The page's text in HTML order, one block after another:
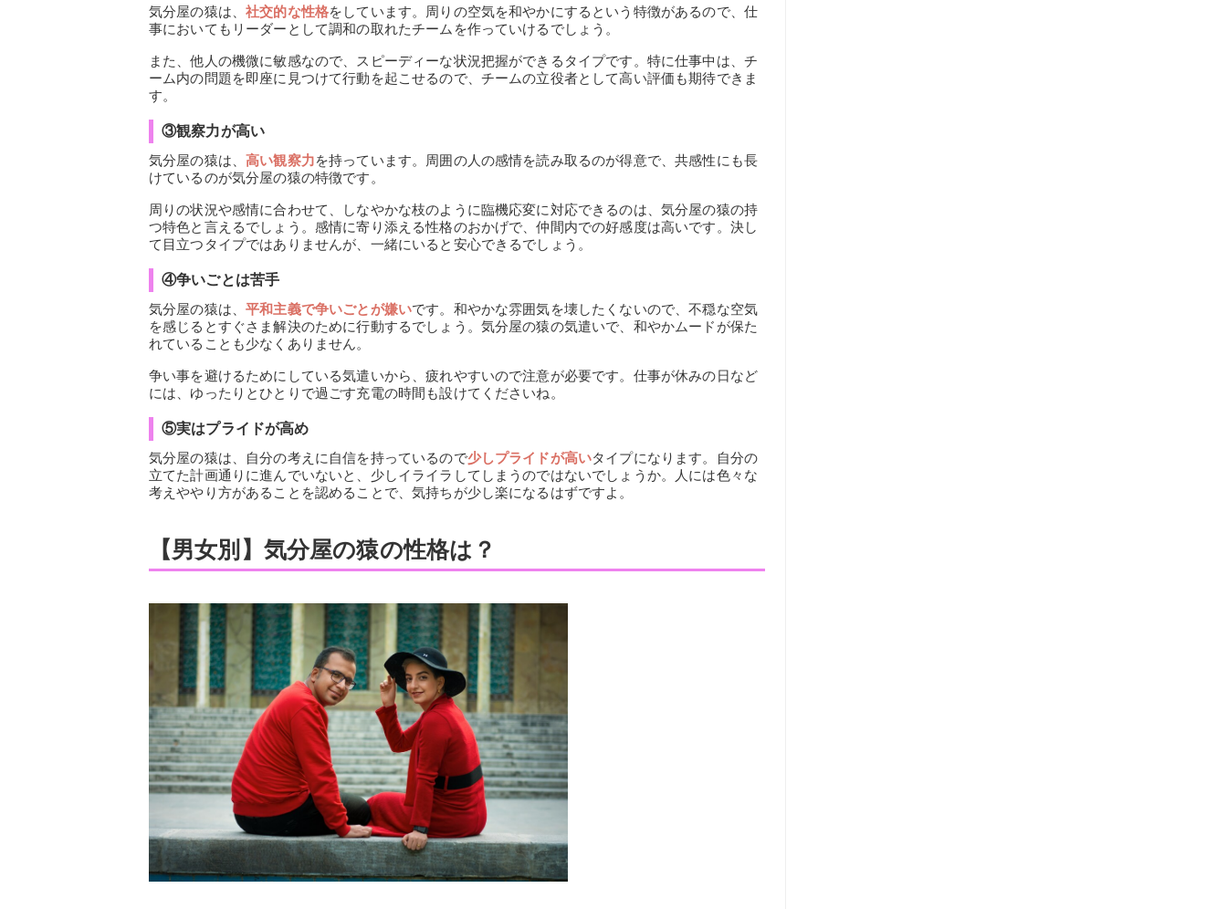
気分屋の猿は、社交的な性格をしています。周りの空気を和やかにするという特徴があるので、仕
事においてもリーダーとして調和の取れたチームを作っていけるでしょう。
また、他人の機微に敏感なので、スピーディーな状況把握ができるタイプです。特に仕事中は、チ
ーム内の問題を即座に見つけて行動を起こせるので、チームの立役者として高い評価も期待できま
す。
③観察力が高い
気分屋の猿は、高い観察力を持っています。周囲の人の感情を読み取るのが得意で、共感性にも長
けているのが気分屋の猿の特徴です。
周りの状況や感情に合わせて、しなやかな枝のように臨機応変に対応できるのは、気分屋の猿の持
つ特色と言えるでしょう。感情に寄り添える性格のおかげで、仲間内での好感度は高いです。決し
て目立つタイプではありませんが、一緒にいると安心できるでしょう。
④争いごとは苦手
気分屋の猿は、平和主義で争いごとが嫌いです。和やかな雰囲気を壊したくないので、不穏な空気
を感じるとすぐさま解決のために行動するでしょう。気分屋の猿の気遣いで、和やかムードが保た
れていることも少なくありません。
争い事を避けるためにしている気遣いから、疲れやすいので注意が必要です。仕事が休みの日など
には、ゆったりとひとりで過ごす充電の時間も設けてくださいね。
⑤実はプライドが高め
気分屋の猿は、自分の考えに自信を持っているので少しプライドが高いタイプになります。自分の
立てた計画通りに進んでいないと、少しイライラしてしまうのではないでしょうか。人には色々な
考えややり方があることを認めることで、気持ちが少し楽になるはずですよ。
【男女別】気分屋の猿の性格は？